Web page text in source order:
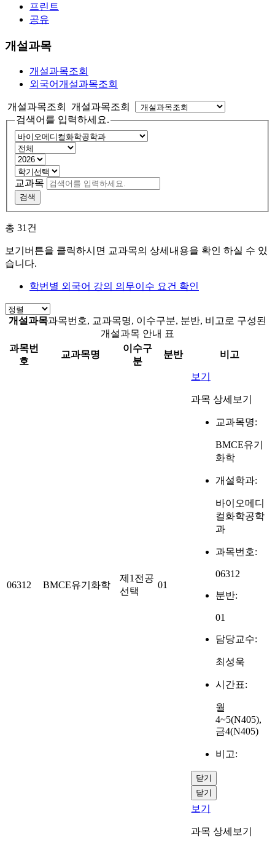
프린트
공유
개설과목
개설과목조회
외국어개설과목조회
개설과목조회 개설과목조회
검색어를 입력하세요.
교과목
검색
총 31 건
보기버튼을 클릭하시면 교과목의 상세내용을 확인 하실 수 있
습니다.
학번별 외국어 강의 의무이수 요건 확인
개설과목과목번호, 교과목명, 이수구분, 분반, 비고로 구성된
개설과목 안내 표
과목번
호
교과목명
이수구
분
분반 비고
06312 BMCE유기화학
제1전공
선택
01
보기
과목 상세보기
교과목명:
BMCE유기
화학
개설학과:
바이오메디
컬화학공학
과
과목번호:
06312
분반:
01
담당교수:
최성욱
시간표:
월
4~5(N405),
금4(N405)
비고:
닫기
닫기
보기
과목 상세보기